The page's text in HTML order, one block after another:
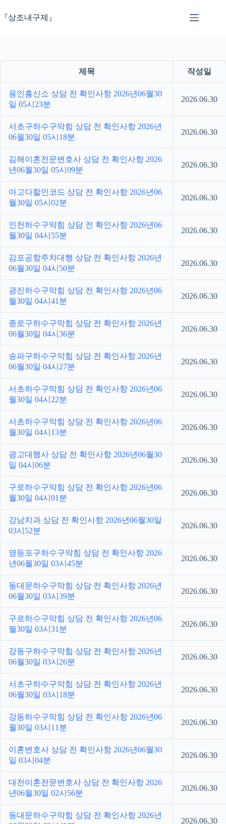
문『상조내구제』
제목 작성일
용인흥신소 상담 전 확인사항 2026년06월30
일 05시23분
2026.06.30
서초구하수구막힘 상담 전 확인사항 2026년
06월30일 05시18분
2026.06.30
김해이혼전문변호사 상담 전 확인사항 2026
년06월30일 05시09분
2026.06.30
아고다할인코드 상담 전 확인사항 2026년06
월30일 05시02분
2026.06.30
인천하수구막힘 상담 전 확인사항 2026년06
월30일 04시55분
2026.06.30
김포공항주차대행 상담 전 확인사항 2026년
06월30일 04시50분
2026.06.30
광진하수구막힘 상담 전 확인사항 2026년06
월30일 04시41분
2026.06.30
종로구하수구막힘 상담 전 확인사항 2026년
06월30일 04시36분
2026.06.30
송파구하수구막힘 상담 전 확인사항 2026년
06월30일 04시27분
2026.06.30
서초하수구막힘 상담 전 확인사항 2026년06
월30일 04시22분
2026.06.30
서초하수구막힘 상담 전 확인사항 2026년06
월30일 04시13분
2026.06.30
광고대행사 상담 전 확인사항 2026년06월30
일 04시06분
2026.06.30
구로하수구막힘 상담 전 확인사항 2026년06
월30일 04시01분
2026.06.30
강남치과 상담 전 확인사항 2026년06월30일
03시52분
2026.06.30
영등포구하수구막힘 상담 전 확인사항 2026
년06월30일 03시45분
2026.06.30
동대문하수구막힘 상담 전 확인사항 2026년
06월30일 03시39분
2026.06.30
구로하수구막힘 상담 전 확인사항 2026년06
월30일 03시31분
2026.06.30
강동구하수구막힘 상담 전 확인사항 2026년
06월30일 03시26분
2026.06.30
서초구하수구막힘 상담 전 확인사항 2026년
06월30일 03시18분
2026.06.30
강동하수구막힘 상담 전 확인사항 2026년06
월30일 03시11분
2026.06.30
이혼변호사 상담 전 확인사항 2026년06월30
일 03시04분
2026.06.30
대전이혼전문변호사 상담 전 확인사항 2026
년06월30일 02시56분
2026.06.30
동대문하수구막힘 상담 전 확인사항 2026년
2026.06.30